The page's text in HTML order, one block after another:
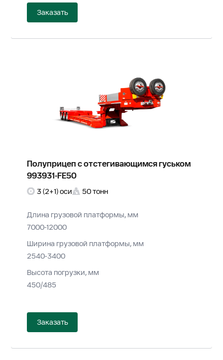
Заказать
Полуприцеп с отстегивающимся гуськом
993931-FE50
3 (2+1) оси 50 тонн
Длина грузовой платформы, мм
7000-12000
Ширина грузовой платформы, мм
2540-3400
Высота погрузки, мм
450/485
Заказать